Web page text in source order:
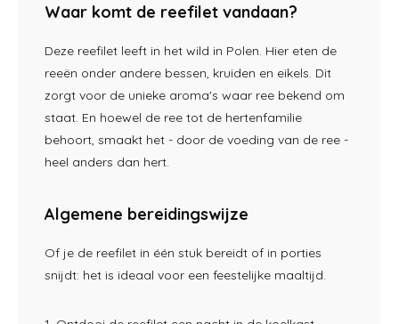
Waar komt de reefilet vandaan?
Deze reefilet leeft in het wild in Polen. Hier eten de
reeën onder andere bessen, kruiden en eikels. Dit
zorgt voor de unieke aroma's waar ree bekend om
staat. En hoewel de ree tot de hertenfamilie
behoort, smaakt het - door de voeding van de ree -
heel anders dan hert.
Algemene bereidingswijze
Of je de reefilet in één stuk bereidt of in porties
snijdt: het is ideaal voor een feestelijke maaltijd.